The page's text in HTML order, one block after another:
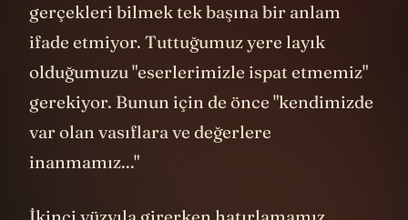
gerçekleri bilmek tek başına bir anlam
ifade etmiyor. Tuttuğumuz yere layık
olduğumuzu "eserlerimizle ispat etmemiz"
gerekiyor. Bunun için de önce "kendimizde
var olan vasıflara ve değerlere
inanmamız..."